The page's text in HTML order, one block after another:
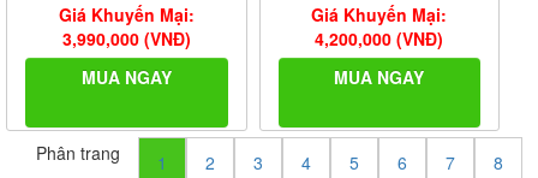
Giá Khuyến Mại:
3,990,000 (VNĐ)
MUA NGAY
Giá Khuyến Mại:
4,200,000 (VNĐ)
MUA NGAY
Phân trang 1 2 3 4 5 6 7 8